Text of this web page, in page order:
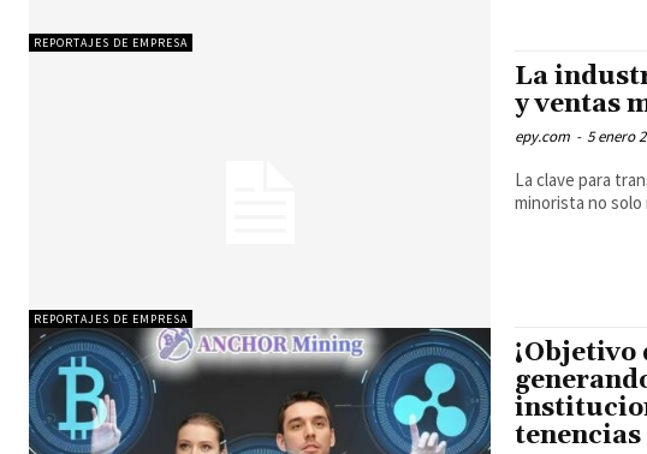
REPORTAJES DE EMPRESA
REPORTAJES DE EMPRESA
La
y ventas
epy.com - 5 enero
La clave para
minorista no